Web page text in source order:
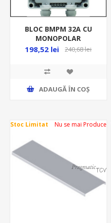
BLOC BMPM 32A CU
MONOPOLAR
POLICARBONAT
198,52 lei 240,68 lei
ADAUGĂ ȊN COŞ
Stoc Limitat Nu se mai Produce